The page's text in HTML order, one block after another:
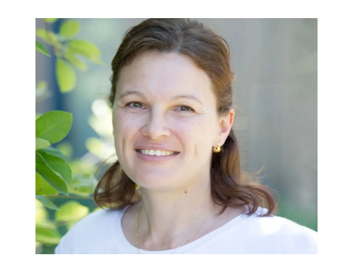
Jasmin Häusl-Koerner
Verwaltung
@